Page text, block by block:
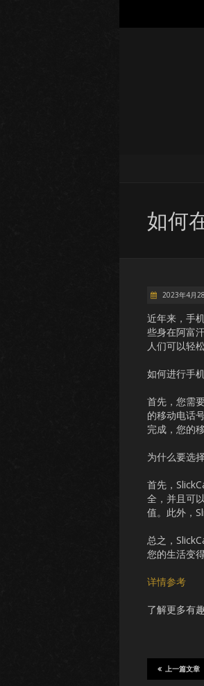
如何
2023年4月
近年来，手
些身在阿富
人们可以轻
如何进行手
首先，您需
的移动电话
完成，您的
为什么要选
首先，
全，并且可
值。此外，
总之，
您的生活变
详情参考
了解更多有
上一篇文章